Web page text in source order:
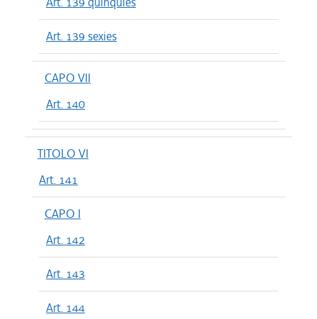
Art. 139 sexies
CAPO VII
Art. 140
TITOLO VI
Art. 141
CAPO I
Art. 142
Art. 143
Art. 144